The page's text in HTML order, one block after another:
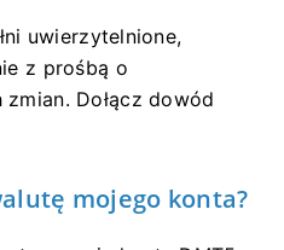
uwierzytelnione,
z prośbą o
Dołącz dowód
mojego konta?